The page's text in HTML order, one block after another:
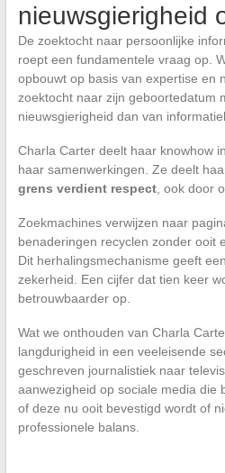
nieuwsgierigheid
De zoektocht naar persoonlijke
roept een fundamentele vraag op.
opbouwt op basis van expertise en
zoektocht naar zijn geboortedatum
nieuwsgierigheid dan van
Charla Carter deelt haar knowhow
haar samenwerkingen. Ze deelt
grens verdient respect, ook door
Zoekmachines verwijzen naar
benaderingen recyclen zonder ooit
Dit herhalingsmechanisme geeft
zekerheid. Een cijfer dat tien keer
betrouwbaarder op.
Wat we onthouden van Charla
langdurigheid in een veeleisende
geschreven journalistiek naar
aanwezigheid op sociale media die
of deze nu ooit bevestigd wordt of
professionele balans.